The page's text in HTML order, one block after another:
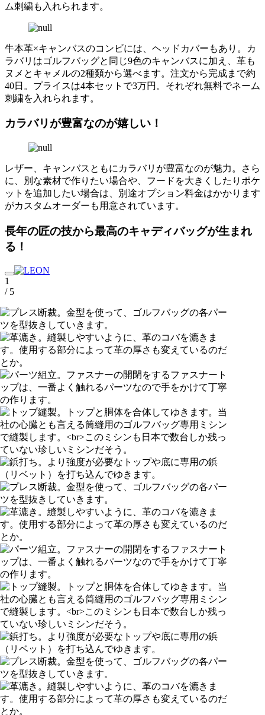
ム刺繍も入れられます。
牛本革×キャンバスのコンビには、ヘッドカバーもあり。カ
ラバリはゴルフバッグと同じ9色のキャンバスに加え、革も
ヌメとキャメルの2種類から選べます。注文から完成まで約
40日。プライスは4本セットで3万円。それぞれ無料でネーム
刺繍を入れられます。
カラバリが豊富なのが嬉しい！
レザー、キャンバスともにカラバリが豊富なのが魅力。さら
に、別な素材で作りたい場合や、フードを大きくしたりポケ
ットを追加したい場合は、別途オプション料金はかかります
がカスタムオーダーも用意されています。
長年の匠の技から最高のキャディバッグが生まれ
る！
1
/ 5